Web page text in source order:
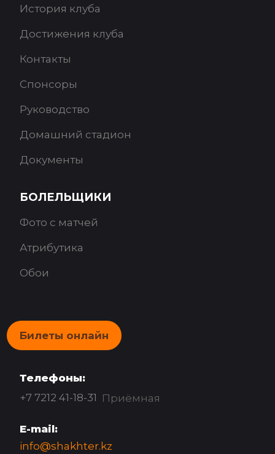
История клуба
Достижения клуба
Контакты
Спонсоры
Руководство
Домашний стадион
Документы
БОЛЕЛЬЩИКИ
Фото с матчей
Атрибутика
Обои
Билеты онлайн
Телефоны:
+7 7212 41-18-31 Приёмная
E-mail:
info@shakhter.kz